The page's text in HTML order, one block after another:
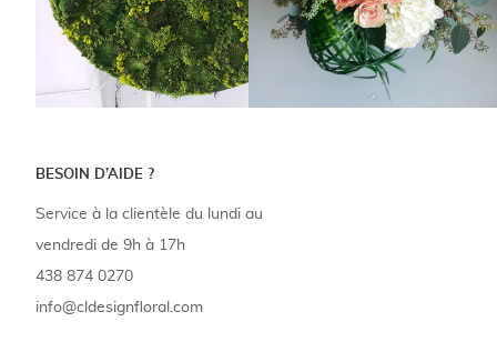
BESOIN D’AIDE ?
Service à la clientèle du lundi au
vendredi de 9h à 17h
438 874 0270
info@cldesignfloral.com